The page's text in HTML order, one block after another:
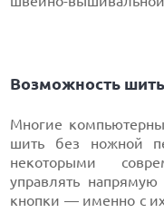
Возможность
Многие
шить без ножной
некоторыми
управлять
кнопки — именно с